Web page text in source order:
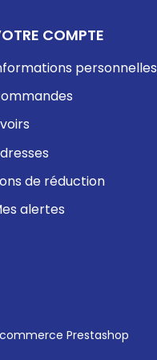
COMPTE
personnelles
de réduction
alertes
Prestashop